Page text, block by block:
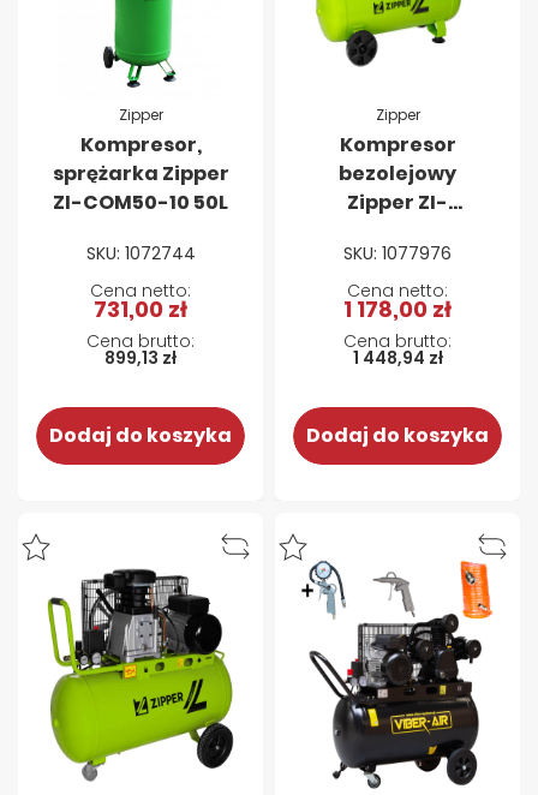
Zipper
Kompresor,
sprężarka Zipper
ZI-COM50-10 50L
SKU: 1072744
899,13 zł
731,00 zł
Dodaj do koszyka
Zipper
Kompresor
bezolejowy
Zipper ZI-
SKU: 1077976
1 448,94 zł
1 178,00 zł
Dodaj do koszyka